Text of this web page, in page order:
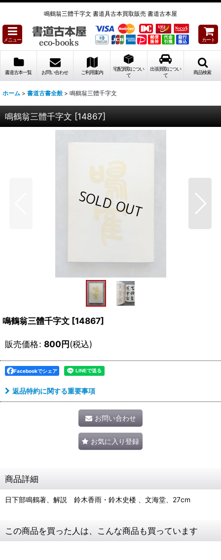
鳴鶴翁三體千字文 書道具古本買取販売 書道古本屋
メニュー カート
書道古本一覧 お問い合わせ ご利用案内
宅配買取につい
て
出張買取につい
て
商品検索
ホーム > 書道古書全般 > 鳴鶴翁三體千字文
鳴鶴翁三體千字文 [14867]
鳴鶴翁三體千字文 [14867]
販売価格: 800円(税込)
Facebookでシェア
返品特約に関する重要事項
お問い合わせ
お気に入り登録
商品詳細
日下部鳴鶴著、解説 鈴木香雨・鈴木史楼 、文海堂、27cm
この商品を買った人は、こんな商品も買っています